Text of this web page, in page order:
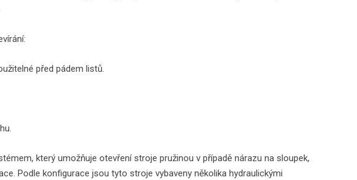
před pádem listů.
který umožňuje otevření stroje pružinou v případě nárazu na sloupek,
Podle konfigurace jsou tyto stroje vybaveny několika hydraulickými